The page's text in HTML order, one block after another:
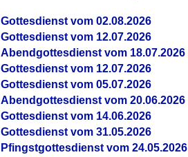
Gottesdienst vom 02.08.2026
Gottesdienst vom 12.07.2026
Abendgottesdienst vom 18.07.2026
Gottesdienst vom 12.07.2026
Gottesdienst vom 05.07.2026
Abendgottesdienst vom 20.06.2026
Gottesdienst vom 14.06.2026
Gottesdienst vom 31.05.2026
Pfingstgottesdienst vom 24.05.2026